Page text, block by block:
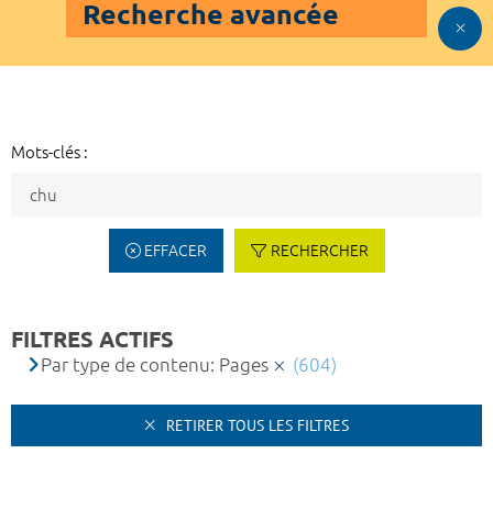
Recherche avancée
Mots-clés :
EFFACER RECHERCHER
FILTRES ACTIFS
Par type de contenu: Pages (604)
RETIRER TOUS LES FILTRES